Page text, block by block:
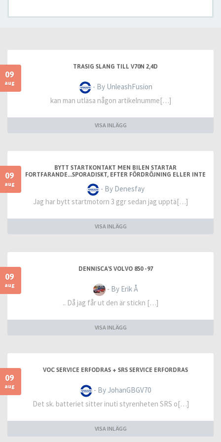
09
aug
TRASIG SLANG TILL V70N 2,4D
- By UnleashFusion
kan man utläsa någon artikelnumme[…]
VISA INLÄGG
09
aug
BYTT STARTKONTAKT MEN BILEN STARTAR
FORTFARANDE...SPORADISKT, EFTER FÖRDRÖJNING ELLER INTE
- By Denesfay
Jag har bytt startmotorn 3 ggr sedan jag upptä[…]
VISA INLÄGG
09
aug
DENNISCA'S VOLVO 850 -97
- By Erik Å
.. Då jag får ut den är stickn […]
VISA INLÄGG
09
aug
VOC SERVICE ERFODRAS + SRS SERVICE ERFORDRAS
- By JohanGBGV70
Det sk. batteriet sitter inuti styrenheten SRS o[…]
VISA INLÄGG